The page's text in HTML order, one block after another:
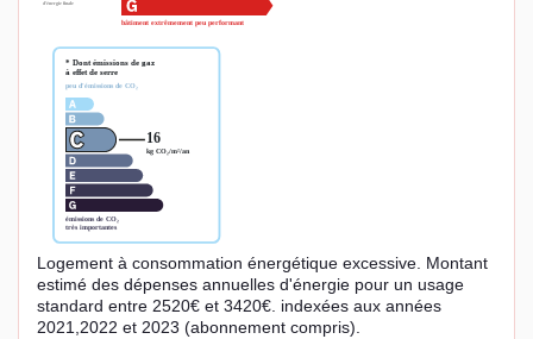
Logement à consommation énergétique excessive. Montant
estimé des dépenses annuelles d'énergie pour un usage
standard entre 2520€ et 3420€. indexées aux années
2021,2022 et 2023 (abonnement compris).